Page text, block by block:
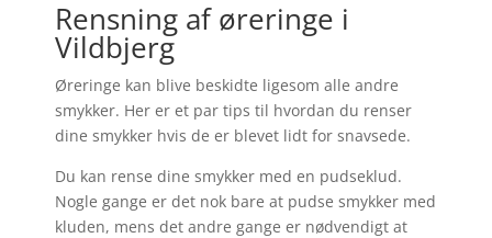
Rensning af øreringe i
Vildbjerg
Øreringe kan blive beskidte ligesom alle andre
smykker. Her er et par tips til hvordan du renser
dine smykker hvis de er blevet lidt for snavsede.
Du kan rense dine smykker med en pudseklud.
Nogle gange er det nok bare at pudse smykker med
kluden, mens det andre gange er nødvendigt at